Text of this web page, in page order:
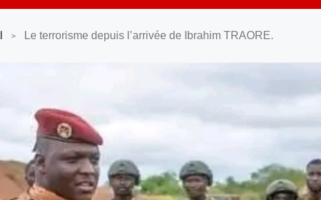
Le terrorisme depuis l’arrivée de Ibrahim TRAORE.